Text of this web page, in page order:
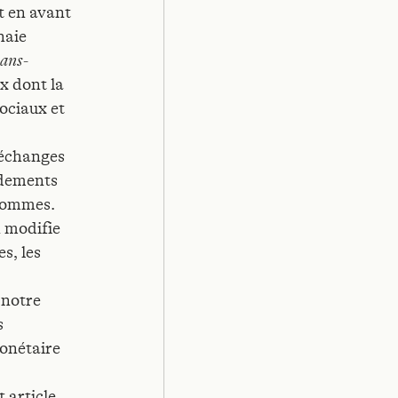
en avant
dont la
et
modifie
les